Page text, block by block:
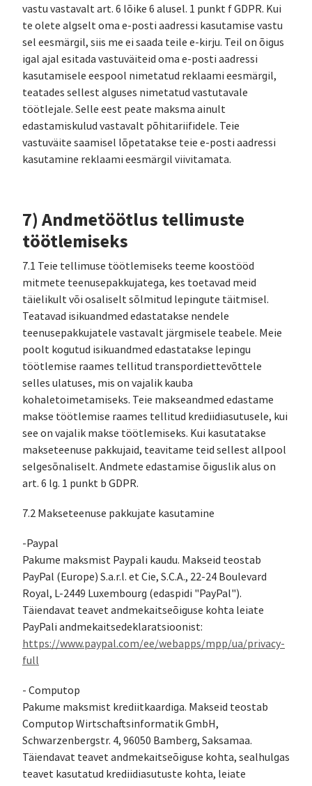
vastu vastavalt art. 6 lõike 6 alusel. 1 punkt f GDPR. Kui
te olete algselt oma e-posti aadressi kasutamise vastu
sel eesmärgil, siis me ei saada teile e-kirju. Teil on õigus
igal ajal esitada vastuväiteid oma e-posti aadressi
kasutamisele eespool nimetatud reklaami eesmärgil,
teatades sellest alguses nimetatud vastutavale
töötlejale. Selle eest peate maksma ainult
edastamiskulud vastavalt põhitariifidele. Teie
vastuväite saamisel lõpetatakse teie e-posti aadressi
kasutamine reklaami eesmärgil viivitamata.
7) Andmetöötlus tellimuste
töötlemiseks
7.1 Teie tellimuse töötlemiseks teeme koostööd
mitmete teenusepakkujatega, kes toetavad meid
täielikult või osaliselt sõlmitud lepingute täitmisel.
Teatavad isikuandmed edastatakse nendele
teenusepakkujatele vastavalt järgmisele teabele. Meie
poolt kogutud isikuandmed edastatakse lepingu
töötlemise raames tellitud transpordiettevõttele
selles ulatuses, mis on vajalik kauba
kohaletoimetamiseks. Teie makseandmed edastame
makse töötlemise raames tellitud krediidiasutusele, kui
see on vajalik makse töötlemiseks. Kui kasutatakse
makseteenuse pakkujaid, teavitame teid sellest allpool
selgesõnaliselt. Andmete edastamise õiguslik alus on
art. 6 lg. 1 punkt b GDPR.
7.2 Makseteenuse pakkujate kasutamine
-Paypal
Pakume maksmist Paypali kaudu. Makseid teostab
PayPal (Europe) S.a.r.l. et Cie, S.C.A., 22-24 Boulevard
Royal, L-2449 Luxembourg (edaspidi "PayPal").
Täiendavat teavet andmekaitseõiguse kohta leiate
PayPali andmekaitsedeklaratsioonist:
https://www.paypal.com/ee/webapps/mpp/ua/privacy-
full
- Computop
Pakume maksmist krediitkaardiga. Makseid teostab
Computop Wirtschaftsinformatik GmbH,
Schwarzenbergstr. 4, 96050 Bamberg, Saksamaa.
Täiendavat teavet andmekaitseõiguse kohta, sealhulgas
teavet kasutatud krediidiasutuste kohta, leiate